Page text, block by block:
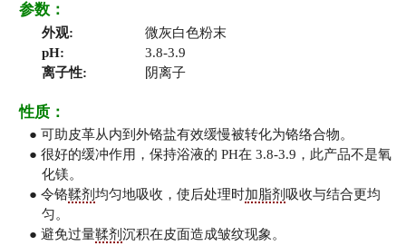
参数：
外观:
微灰白色粉末
pH:
3.8-3.9
离子性:
阴离子
性质：
● 可助皮革从内到外铬盐有效缓慢被转化为铬络合物。
● 很好的缓冲作用，保持浴液的 PH在 3.8-3.9，此产品不是氧
化镁。
● 令铬鞣剂均匀地吸收，使后处理时加脂剂吸收与结合更均
匀。
● 避免过量鞣剂沉积在皮面造成皱纹现象。